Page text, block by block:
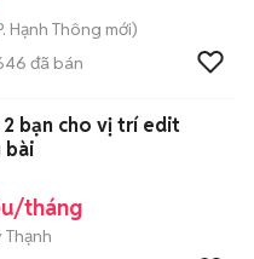
Hạnh Thông mới)
đã bán
2 bạn cho vị trí edit
bài
tháng
Thạnh